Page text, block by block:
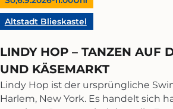
Altstadt Blieskastel
LINDY HOP – TANZEN AUF
UND KÄSEMARKT
Lindy Hop ist der ursprüngliche
Harlem, New York. Es handelt sich